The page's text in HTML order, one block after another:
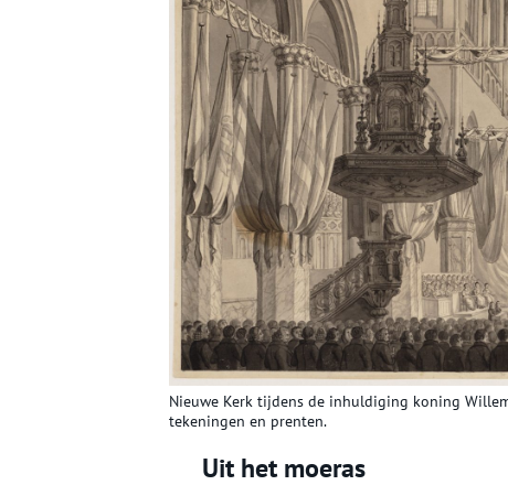
Nieuwe Kerk tijdens de inhuldiging koning
tekeningen en prenten.
Uit het moeras